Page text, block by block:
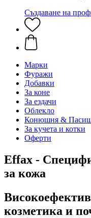
Създаване на
Марки
Фуражи
Добавки
За коне
За ездачи
Облекло
Конюшня &
За кучета и котки
Оферти
Effax -
за кожа
козметика и